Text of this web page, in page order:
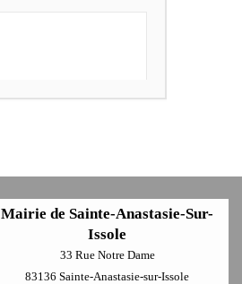
Mairie de Sainte-Anastasie-Sur-
Issole
33 Rue Notre Dame
83136 Sainte-Anastasie-sur-Issole